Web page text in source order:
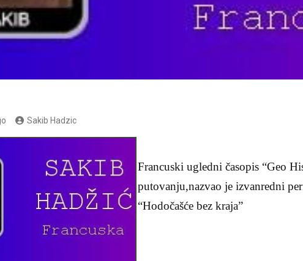
Sakib Hadzic
Francuski ugledni časopis “Geo
putovanju,nazvao je izvanredni
“Hodočašće bez kraja”